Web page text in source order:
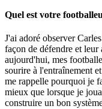
Quel est votre
J'ai adoré observer
façon de défendre et
aujourd'hui, mes
sourire à l'entraînement
me rappelle pourquoi je
mieux que lorsque je
construire un bon